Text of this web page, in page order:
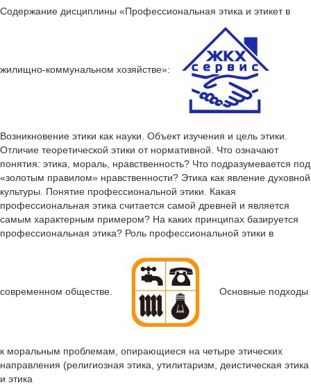
Содержание дисциплины «Профессиональная этика и этикет в
жилищно-коммунальном хозяйстве»:
Возникновение этики как науки. Объект изучения и цель этики.
Отличие теоретической этики от нормативной. Что означают
понятия: этика, мораль, нравственность? Что подразумевается под
«золотым правилом» нравственности? Этика как явление духовной
культуры. Понятие профессиональной этики. Какая
профессиональная этика считается самой древней и является
самым характерным примером? На каких принципах базируется
профессиональная этика? Роль профессиональной этики в
современном обществе. Основные подходы
к моральным проблемам, опирающиеся на четыре этических
направления (религиозная этика, утилитаризм, деистическая этика
и этика